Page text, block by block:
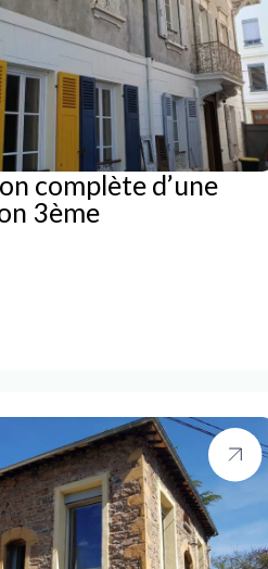
complète d’une
3ème